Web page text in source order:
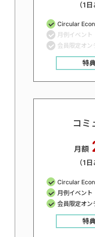
（1
Circular
月例イベン
会員限定オン
特
コミ
月額
（1
Circular
月例イベン
会員限定オン
特